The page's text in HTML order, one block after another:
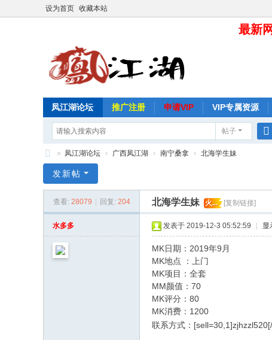
设为首页 收藏本站
最新
凤江湖论坛 推广注册 申请VIP VIP专属资源
帖子
江
» 凤江湖论坛 › 广西凤江湖 › 南宁桑拿 › 北海学生妹
发新帖
查看: 28079 回复: 204 北海学生妹 火... [复制链接]
水多多 发表于 2019-12-3 05:52:59 显
MK日期：2019年9月
MK地点 ：上门
MK项目：全套
MM颜值：70
MK评分：80
MK消费：1200
联系方式：